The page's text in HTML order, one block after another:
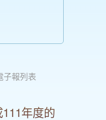
子報列表
年度的